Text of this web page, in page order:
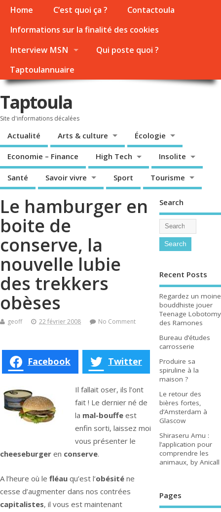
Home C’est quoi ça ?
Contactoula
Informations sur la finalité des cookies
Interview MSN
Qui poste quoi ?
Taptoulannuaire
Taptoula
Site d'informations décalées
Actualité Arts & culture Écologie
Economie – Finance High Tech Insolite
Santé Savoir vivre Sport Tourisme
Le hamburger en
boite de
conserve, la
nouvelle lubie
des trekkers
obèses
geoff 22 février 2008 No Comment
Facebook Twitter
Il fallait oser, ils l’ont
fait ! Le dernier né de
la mal-bouffe est
enfin sorti, laissez moi
vous présenter le
cheeseburger en conserve.
A l’heure où le fléau qu’est l’obésité ne
cesse d’augmenter dans nos contrées
capitalistes, il vous est maintenant
Search
Recent Posts
Regardez un moine
bouddhiste jouer
Teenage Lobotomy
des Ramones
Bureau d’études
carrosserie
Produire sa
spiruline à la
maison ?
Le retour des
bières fortes,
d’Amsterdam à
Glascow
Shiraseru Amu :
l’application pour
comprendre les
animaux, by Anicall
Pages